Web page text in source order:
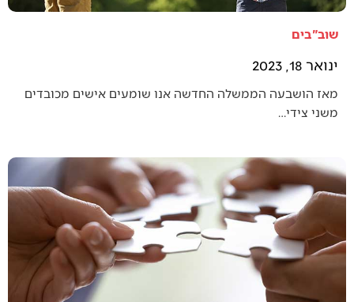
שוב"בים
ינואר 18, 2023
מאז הושבעה הממשלה החדשה אנו שומעים אישים מכובדים
משני צידי…